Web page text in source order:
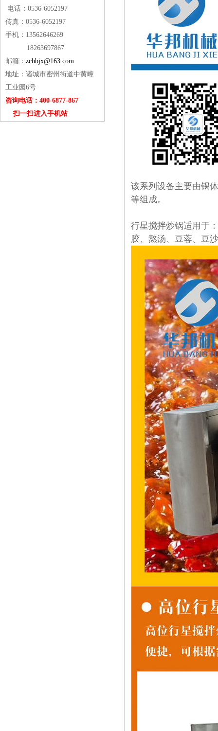
电话：0536-6052197
传真：0536-6052197
手机：13562646269
18263697867
邮箱： zchbjx@163.com
地址：诸城市密州街道中黄疃
工业园6号
咨询电话：400-6877-867
扫一扫进入手机站
该系列设备主要由锅
等组成。
行星搅拌炒锅适用于
胶、熬汤、豆蓉、豆